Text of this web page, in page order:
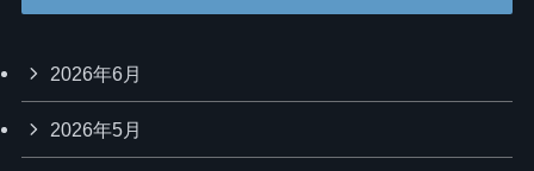
2026年6月
2026年5月